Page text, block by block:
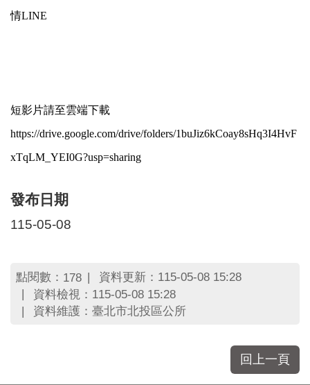
情LINE
短影片請至雲端下載
https://drive.google.com/drive/folders/1buJiz6kCoay8sHq3I4HvF
xTqLM_YEI0G?usp=sharing
發布日期
115-05-08
點閱數： 178
資料更新：115-05-08 15:28
資料檢視：115-05-08 15:28
資料維護：臺北市北投區公所
回上一頁